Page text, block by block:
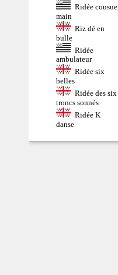
Ridée cousue
main
Riz dé en
bulle
Ridée
ambulateur
Ridée six
belles
Ridée des six
troncs sonnés
Ridée K
danse